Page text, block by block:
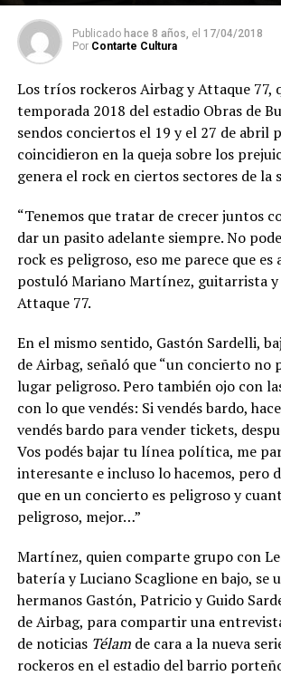
Publicado hace 8 años, el 17/04/2018
Por Contarte Cultura
Los tríos rockeros Airbag y Attaque 77,
temporada 2018 del estadio Obras de
sendos conciertos el 19 y el 27 de abril
coincidieron en la queja sobre los
genera el rock en ciertos sectores de la
“Tenemos que tratar de crecer juntos
dar un pasito adelante siempre. No
rock es peligroso, eso me parece que es
postuló Mariano Martínez, guitarrista
Attaque 77.
En el mismo sentido, Gastón Sardelli,
de Airbag, señaló que “un concierto no
lugar peligroso. Pero también ojo con
con lo que vendés: Si vendés bardo,
vendés bardo para vender tickets,
Vos podés bajar tu línea política, me
interesante e incluso lo hacemos, pero
que en un concierto es peligroso y
peligroso, mejor…”
Martínez, quien comparte grupo con
batería y Luciano Scaglione en bajo, se
hermanos Gastón, Patricio y Guido
de Airbag, para compartir una
de noticias Télamde cara a la nueva
rockeros en el estadio del barrio